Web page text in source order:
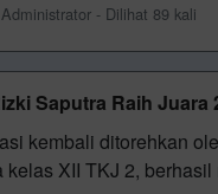
- Dilihat 89 kali
Saputra Raih Juara
kembali ditorehkan
XII TKJ 2,